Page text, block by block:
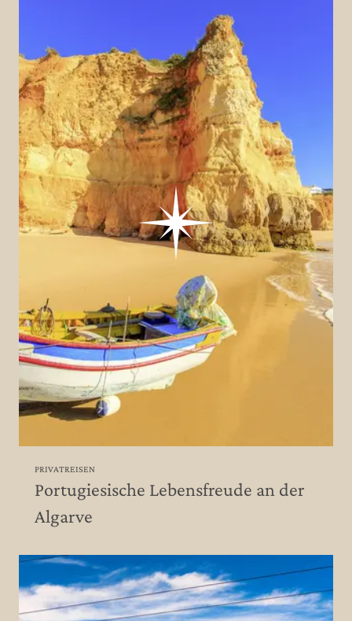
PRIVATREISEN
Portugiesische Lebensfreude an der
Algarve